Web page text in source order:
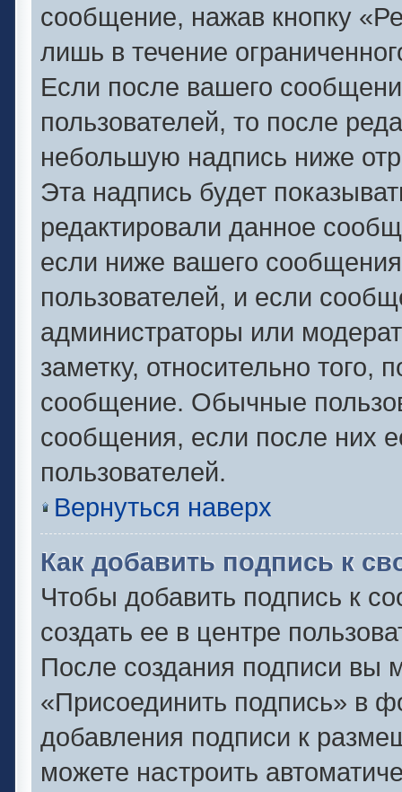
сообщение, нажав кнопку
лишь в течение
Если после вашего
пользователей, то после
небольшую надпись ниже
Эта надпись будет
редактировали данное
если ниже вашего
пользователей, и если
администраторы или
заметку, относительно
сообщение. Обычные
сообщения, если после них
пользователей.
Вернуться наверх
Как добавить подпись к
Чтобы добавить подпись к
создать ее в центре
После создания подписи вы
«Присоединить подпись» в
добавления подписи к
можете настроить